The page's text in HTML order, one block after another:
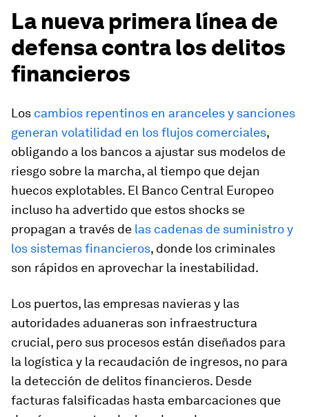
La nueva primera línea de
defensa contra los delitos
financieros
Los cambios repentinos en aranceles y sanciones
generan volatilidad en los flujos comerciales,
obligando a los bancos a ajustar sus modelos de
riesgo sobre la marcha, al tiempo que dejan
huecos explotables. El Banco Central Europeo
incluso ha advertido que estos shocks se
propagan a través de las cadenas de suministro y
los sistemas financieros, donde los criminales
son rápidos en aprovechar la inestabilidad.
Los puertos, las empresas navieras y las
autoridades aduaneras son infraestructura
crucial, pero sus procesos están diseñados para
la logística y la recaudación de ingresos, no para
la detección de delitos financieros. Desde
facturas falsificadas hasta embarcaciones que